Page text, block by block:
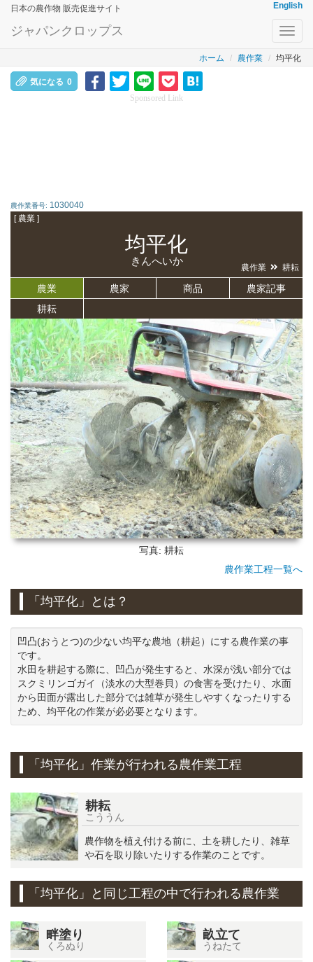
日本の農作物 販売促進サイト English
ジャパンクロップス
ホーム 農作業 均平化
気になる 0
Sponsored Link
農作業番号: 1030040
[ 農業 ]
均平化
きんへいか
農作業 耕耘
農業 農家 商品
農家記事
耕耘
写真: 耕耘
農作業工程一覧へ
「均平化」とは？
凹凸(おうとつ)の少ない均平な農地（耕起）にする農作業の事
です。
水田を耕起する際に、凹凸が発生すると、水深が浅い部分では
スクミリンゴガイ（淡水の大型巻貝）の食害を受けたり、水面
から田面が露出した部分では雑草が発生しやすくなったりする
ため、均平化の作業が必必要となります。
「均平化」作業が行われる農作業工程
耕耘
こううん
農作物を植え付ける前に、土を耕したり、雑草
や石を取り除いたりする作業のことです。
「均平化」と同じ工程の中で行われる農作業
畔塗り
くろぬり
畝立て
うねたて